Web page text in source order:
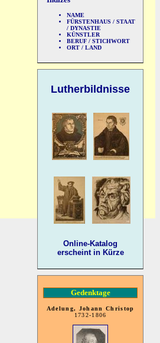
NAME
FÜRSTENHAUS / STAAT
/ DYNASTIE
KÜNSTLER
BERUF / STICHWORT
ORT / LAND
Lutherbildnisse
Online-Katalog
erscheint in Kürze
Gedenktage
Adelung, Johann Christop
1732-1806